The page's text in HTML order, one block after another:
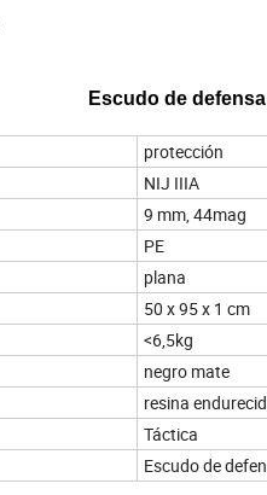
Escudo de
protección
NIJ IIIA
9 mm, 44mag
PE
plana
50 x 95 x 1 cm
<6,5kg
negro mate
resina
Táctica
Escudo de